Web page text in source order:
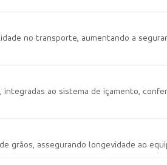
no transporte, aumentando a
integradas ao sistema de içamento,
grãos, assegurando longevidade ao